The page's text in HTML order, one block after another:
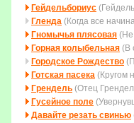
Гейдельбориус
Гленда (Когда все
Гномычья плясовая (Не
Горная колыбельная (В
Городское Рождество
Готская пасека (Кругом
Грендель (Отец
Гусейное поле
Давайте резать свинью